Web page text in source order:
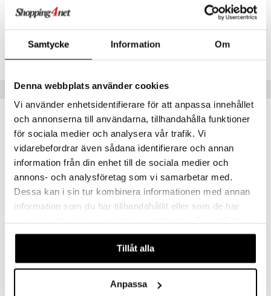
Samtycke Information Om
Denna webbplats använder cookies
Vi använder enhetsidentifierare för att anpassa innehållet
och annonserna till användarna, tillhandahålla funktioner
för sociala medier och analysera vår trafik. Vi
vidarebefordrar även sådana identifierare och annan
information från din enhet till de sociala medier och
annons- och analysföretag som vi samarbetar med.
Dessa kan i sin tur kombinera informationen med annan
information som du har tillhandahållit eller som de har
våra cookies vid fortsatt användande av vår webbplats.
Tillåt alla
Anpassa
Artikelnr
Lägsta pris senaste 30 dagarna: 159 kr
Tips till dig
eko
WELEDA
svar